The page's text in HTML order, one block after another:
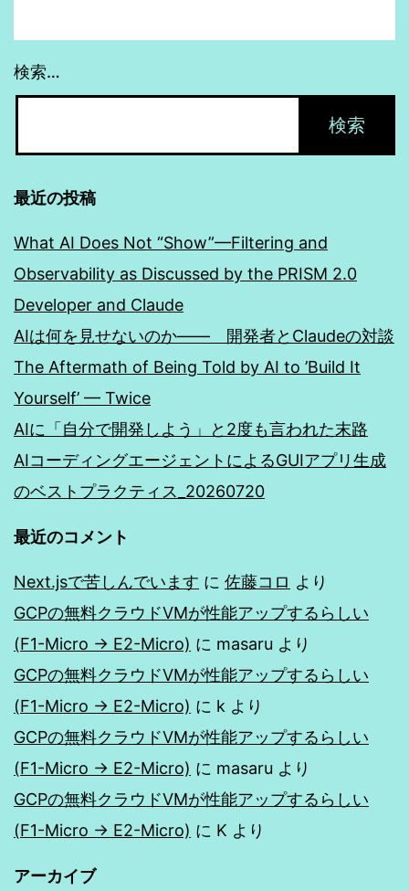
検索…
最近の投稿
What AI Does Not “Show”—Filtering and
Observability as Discussed by the PRISM 2.0
Developer and Claude
AIは何を見せないのか―― 開発者とClaudeの対談
The Aftermath of Being Told by AI to ’Build It
Yourself’ — Twice
AIに「自分で開発しよう」と2度も言われた末路
AIコーディングエージェントによるGUIアプリ生成
のベストプラクティス_20260720
最近のコメント
Next.jsで苦しんでいます に 佐藤コロ より
GCPの無料クラウドVMが性能アップするらしい
(F1-Micro → E2-Micro) に masaru より
GCPの無料クラウドVMが性能アップするらしい
(F1-Micro → E2-Micro) に k より
GCPの無料クラウドVMが性能アップするらしい
(F1-Micro → E2-Micro) に masaru より
GCPの無料クラウドVMが性能アップするらしい
(F1-Micro → E2-Micro) に K より
アーカイブ